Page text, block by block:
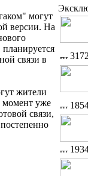
могут
версии. На
связи в
жители
момент уже
связи,